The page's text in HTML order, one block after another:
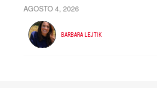
AGOSTO 4, 2026
BARBARA LEJTIK